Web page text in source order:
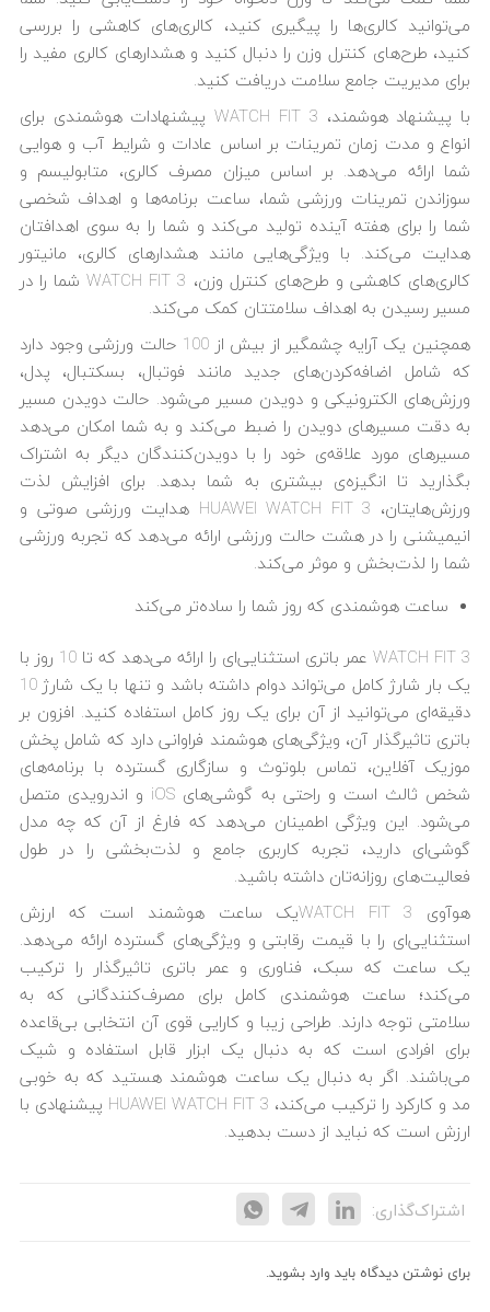
می‌توانید کالری‌ها را پیگیری کنید، کالری‌های کاهشی را بررسی
کنید، طرح‌های کنترل وزن را دنبال کنید و هشدارهای کالری مفید را
برای مدیریت جامع سلامت دریافت کنید.
با پیشنهاد هوشمند، WATCH FIT 3 پیشنهادات هوشمندی برای
انواع و مدت زمان تمرینات بر اساس عادات و شرایط آب و هوایی
شما ارائه می‌دهد. بر اساس میزان مصرف کالری، متابولیسم و
سوزاندن تمرینات ورزشی شما، ساعت برنامه‌ها و اهداف شخصی
شما را برای هفته آینده تولید می‌کند و شما را به سوی اهدافتان
هدایت می‌کند. با ویژگی‌هایی مانند هشدارهای کالری، مانیتور
کالری‌های کاهشی و طرح‌های کنترل وزن، WATCH FIT 3 شما را در
مسیر رسیدن به اهداف سلامتتان کمک می‌کند.
همچنین یک آرایه چشمگیر از بیش از 100 حالت ورزشی وجود دارد
که شامل اضافه‌کردن‌های جدید مانند فوتبال، بسکتبال، پدل،
ورزش‌های الکترونیکی و دویدن مسیر می‌شود. حالت دویدن مسیر
به دقت مسیرهای دویدن را ضبط می‌کند و به شما امکان می‌دهد
مسیرهای مورد علاقه‌ی خود را با دویدن‌کنندگان دیگر به اشتراک
بگذارید تا انگیزه‌ی بیشتری به شما بدهد. برای افزایش لذت
ورزش‌هایتان، HUAWEI WATCH FIT 3 هدایت ورزشی صوتی و
انیمیشنی را در هشت حالت ورزشی ارائه می‌دهد که تجربه ورزشی
شما را لذت‌بخش و موثر می‌کند.
ساعت هوشمندی که روز شما را ساده‌تر می‌کند
WATCH FIT 3 عمر باتری استثنایی‌ای را ارائه می‌دهد که تا 10 روز با
یک بار شارژ کامل می‌تواند دوام داشته باشد و تنها با یک شارژ 10
دقیقه‌ای می‌توانید از آن برای یک روز کامل استفاده کنید. افزون بر
باتری تاثیرگذار آن، ویژگی‌های هوشمند فراوانی دارد که شامل پخش
موزیک آفلاین، تماس بلوتوث و سازگاری گسترده با برنامه‌های
شخص ثالث است و راحتی به گوشی‌های iOS و اندرویدی متصل
می‌شود. این ویژگی اطمینان می‌دهد که فارغ از آن که چه مدل
گوشی‌ای دارید، تجربه کاربری جامع و لذت‌بخشی را در طول
فعالیت‌های روزانه‌تان داشته باشید.
هوآوی WATCH FIT 3یک ساعت هوشمند است که ارزش
استثنایی‌ای را با قیمت رقابتی و ویژگی‌های گسترده ارائه می‌دهد.
یک ساعت که سبک، فناوری و عمر باتری تاثیرگذار را ترکیب
می‌کند؛ ساعت هوشمندی کامل برای مصرف‌کنندگانی که به
سلامتی توجه دارند. طراحی زیبا و کارایی قوی آن انتخابی بی‌قاعده
برای افرادی است که به دنبال یک ابزار قابل استفاده و شیک
می‌باشند. اگر به دنبال یک ساعت هوشمند هستید که به‌ خوبی
مد و کارکرد را ترکیب می‌کند، HUAWEI WATCH FIT 3 پیشنهادی با
ارزش است که نباید از دست بدهید.
اشتراک‌گذاری:
برای نوشتن دیدگاه باید وارد بشوید.